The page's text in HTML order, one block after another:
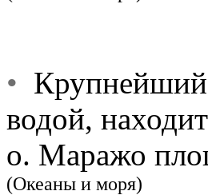
• Крупнейший
водой,
о. Маражо
(Океаны и моря)